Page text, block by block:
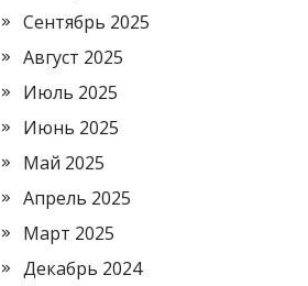
Сентябрь 2025
Август 2025
Июль 2025
Июнь 2025
Май 2025
Апрель 2025
Март 2025
Декабрь 2024